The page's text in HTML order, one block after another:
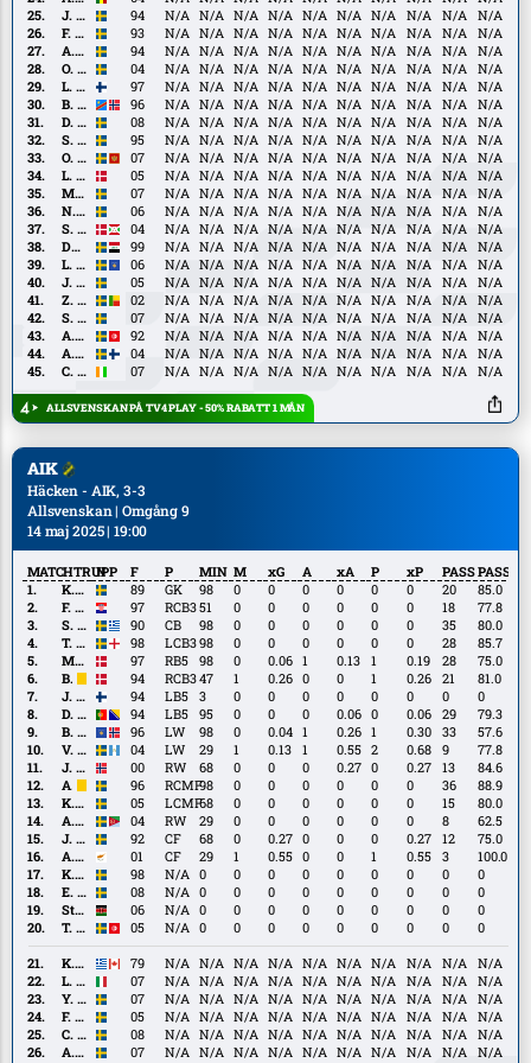
Faye
J.
Hammar
J. Hammar 94 N/A N/A N/A N/A N/A N/A N/A N/A N/A
N/A
F.
Helander
F. Helander 93 N/A N/A N/A N/A N/A N/A N/A N/A N/A
N/A
A.
Lundkvist
A. Lundkvist 94 N/A N/A N/A N/A N/A N/A N/A N/A N/A
N/A
O.
Samuelsson
O. Samuelsson 04 N/A N/A N/A N/A N/A N/A N/A N/A N/A
N/A
L.
Väisänen
L. Väisänen 97 N/A N/A N/A N/A N/A N/A N/A N/A N/A
N/A
B.
Wembangomo
B. Wembangomo 96 N/A N/A N/A N/A N/A N/A N/A N/A N/A
N/A
D.
Gashi
D. Gashi 08 N/A N/A N/A N/A N/A N/A N/A N/A N/A
N/A
S.
Gustafson
S. Gustafson 95 N/A N/A N/A N/A N/A N/A N/A N/A N/A
N/A
O.
Krajina
O. Krajina 07 N/A N/A N/A N/A N/A N/A N/A N/A N/A
N/A
L.
Madsen
L. Madsen 05 N/A N/A N/A N/A N/A N/A N/A N/A N/A
N/A
Malte
Ljungkull
Malte Ljungkull 07 N/A N/A N/A N/A N/A N/A N/A N/A N/A
N/A
N.
Mitrovic
N. Mitrovic 06 N/A N/A N/A N/A N/A N/A N/A N/A N/A
N/A
S.
Ngabo
S. Ngabo 04 N/A N/A N/A N/A N/A N/A N/A N/A N/A
N/A
Danilo
Al
Saed
Danilo Al Saed 99 N/A N/A N/A N/A N/A N/A N/A N/A N/A
N/A
L.
Beqiri
L. Beqiri 06 N/A N/A N/A N/A N/A N/A N/A N/A N/A
N/A
J.
Engvall
J. Engvall 05 N/A N/A N/A N/A N/A N/A N/A N/A N/A
N/A
Z.
Inoussa
Z. Inoussa 02 N/A N/A N/A N/A N/A N/A N/A N/A N/A
N/A
S.
Kondo
S. Kondo 07 N/A N/A N/A N/A N/A N/A N/A N/A N/A
N/A
A.
Layouni
A. Layouni 92 N/A N/A N/A N/A N/A N/A N/A N/A N/A
N/A
A.
Svanbäck
A. Svanbäck 04 N/A N/A N/A N/A N/A N/A N/A N/A N/A
N/A
C. C. Wawa 07 N/A N/A N/A N/A N/A N/A N/A N/A N/A N/A
ALLSVENSKAN PÅ TV4 PLAY - 50% RABATT 1 MÅN
AIK
Häcken - AIK, 3-3
Allsvenskan | Omgång 9
14 maj 2025 | 19:00
MATCHTRUPP
N F P MIN M xG A xA P xP PASSPASS%
K.
Nordfeldt
K. Nordfeldt 89 GK 98 0 0 0 0 0 0 20
85.0
F.
Benković
F. Benković 97 RCB351 0 0 0 0 0 0 18
77.8
S.
Papagiannopoulos
S. Papagiannopoulos 90 CB 98 0 0 0 0 0 0 35
80.0
T.
Isherwood
T. Isherwood 98 LCB398 0 0 0 0 0 0 28
85.7
M.
Thychosen
M. Thychosen 97 RB5 98 0 0.06 1 0.13 1 0.19 28
75.0
B.
Tiedemann
Hansen
B. Tiedemann Hansen 94 RCB347 1 0.26 0 0 1 0.26 21
81.0
J.
Uronen
J. Uronen 94 LB5 3 0 0 0 0 0 0 0
0
D.
Beširović
D. Beširović 94 LB5 95 0 0 0 0.06 0 0.06 29
79.3
B.
Celina
B. Celina 96 LW 98 0 0.04 1 0.26 1 0.30 33
57.6
V.
Andersson
V. Andersson 04 LW 29 1 0.13 1 0.55 2 0.68 9
77.8
J.
Hove
J. Hove 00 RW 68 0 0 0 0.27 0 0.27 13
84.6
A.
Salétros
A. Salétros 96 RCMF98 0 0 0 0 0 0 36
88.9
K.
Karlsson
K. Karlsson 05 LCMF68 0 0 0 0 0 0 15
80.0
A.
Fesshaie
A. Fesshaie 04 RW 29 0 0 0 0 0 0 8
62.5
J.
Guidetti
J. Guidetti 92 CF 68 0 0.27 0 0 0 0.27 12
75.0
A.
Kakoullis
A. Kakoullis 01 CF 29 1 0.55 0 0 1 0.55 3
100.0
K.
Joelsson
K. Joelsson 98 N/A 0 0 0 0 0 0 0 0
0
E.
Laan
E. Laan 08 N/A 0 0 0 0 0 0 0 0
0
Stanley
Wilson
Stanley Wilson 06 N/A 0 0 0 0 0 0 0 0
0
T.
Ayari
T. Ayari 05 N/A 0 0 0 0 0 0 0 0
0
K.
Stamatopoulos
K. Stamatopoulos 79 N/A N/A N/A N/A N/A N/A N/A N/A N/A
N/A
L.
Camara
L. Camara 07 N/A N/A N/A N/A N/A N/A N/A N/A N/A
N/A
Y.
Geiger
Y. Geiger 07 N/A N/A N/A N/A N/A N/A N/A N/A N/A
N/A
F.
Nissen
F. Nissen 05 N/A N/A N/A N/A N/A N/A N/A N/A N/A
N/A
C.
Pavey
C. Pavey 08 N/A N/A N/A N/A N/A N/A N/A N/A N/A
N/A
A.A. Tinde Teribe 07 N/A N/A N/A N/A N/A N/A N/A N/A N/A
N/A